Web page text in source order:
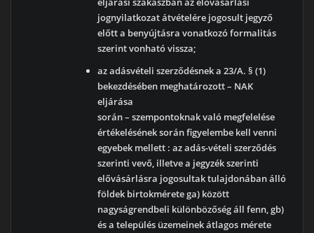
jognyilatkozat átvételére jogosult jegyző
előtt a benyújtásra vonatkozó formalitás
szerint vonható vissza;
az adásvételi szerződésnek a 23/A. § (1)
bekezdésében meghatározott – NAK
eljárása
során – szempontoknak való megfelelése
értékelésének során figyelembe kell venni
egyebek mellett : az adás-vételi szerződés
szerinti vevő, illetve a jegyzék szerinti
elővásárlásra jogosultak tulajdonában álló
földek birtokmérete ga) között
nagyságrendbeli különbözőség áll fenn, gb)
és a település üzemeinek átlagos mérete